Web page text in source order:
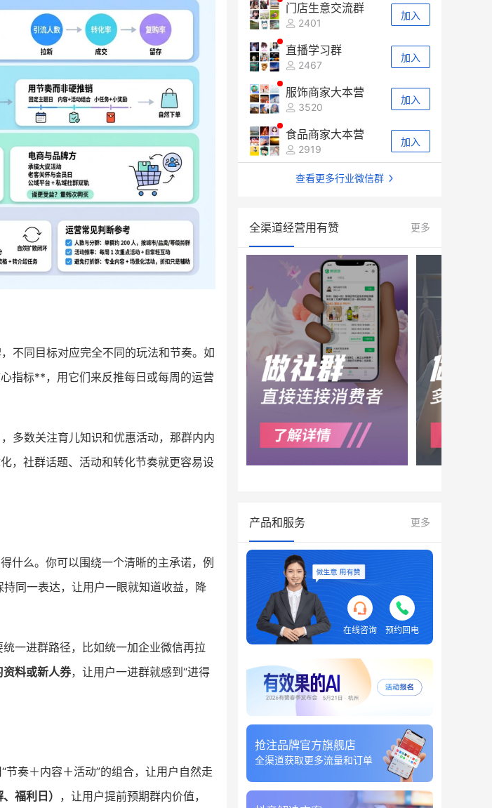
不同目标对应完全不同的玩法和节奏。如
指标**，用它们来反推每日或每周的运营
多数关注育儿知识和优惠活动，那群内内
，社群话题、活动和转化节奏就更容易设
什么。你可以围绕一个清晰的主承诺，例
同一表达，让用户一眼就知道收益，降
统一进群路径，比如统一加企业微信再拉
料或新人券，让用户一进群就感到“进得
节奏＋内容＋活动”的组合，让用户自然走
福利日）
，让用户提前预期群内价值，
门店生意交流群
2401
加入
直播学习群
2467
加入
服饰商家大本营
3520
加入
食品商家大本营
2919
加入
查看更多行业微信群
全渠道经营用有赞 更多
产品和服务 更多
在线咨询 预约回电
抢注品牌官方旗舰店
全渠道获取更多流量和订单